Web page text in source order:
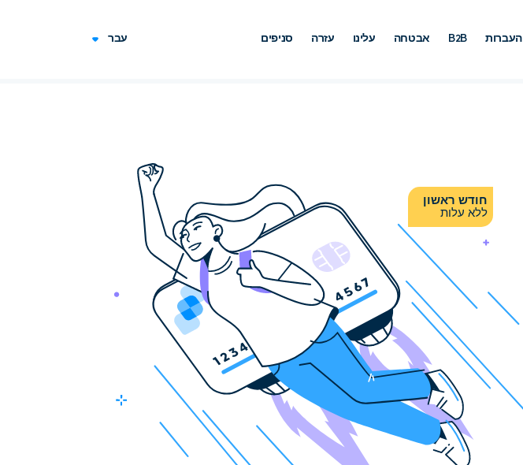
העברות B2B אבטחה עלינו עזרה סניפים עבר
חודש ראשון
ללא עלות